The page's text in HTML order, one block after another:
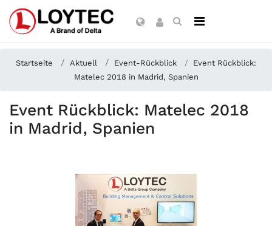
Startseite Aktuell Event-Rückblick
Event Rückblick:
Matelec 2018 in Madrid, Spanien
Event Rückblick: Matelec 2018
in Madrid, Spanien